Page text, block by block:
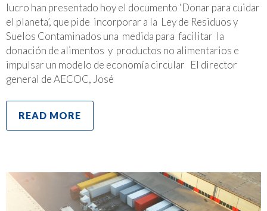
lucro han presentado hoy el documento ‘Donar para cuidar
el planeta’, que pide incorporar a la Ley de Residuos y
Suelos Contaminados una medida para facilitar la
donación de alimentos y productos no alimentarios e
impulsar un modelo de economía circular El director
general de AECOC, José
READ MORE